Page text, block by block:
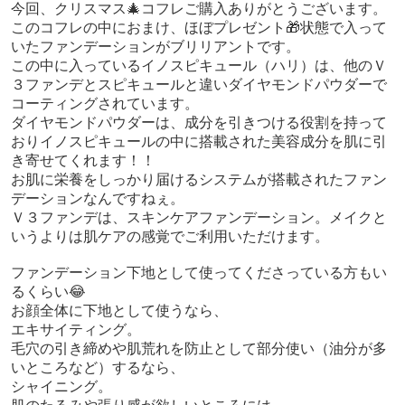
今回、クリスマス🎄コフレご購入ありがとうございます。
このコフレの中におまけ、ほぼプレゼント🎁状態で入って
いたファンデーションがブリリアントです。
この中に入っているイノスピキュール（ハリ）は、他のＶ
３ファンデとスピキュールと違いダイヤモンドパウダーで
コーティングされています。
ダイヤモンドパウダーは、成分を引きつける役割を持って
おりイノスピキュールの中に搭載された美容成分を肌に引
き寄せてくれます！！
お肌に栄養をしっかり届けるシステムが搭載されたファン
デーションなんですねぇ。
Ｖ３ファンデは、スキンケアファンデーション。メイクと
いうよりは肌ケアの感覚でご利用いただけます。
ファンデーション下地として使ってくださっている方もい
るくらい😂
お顔全体に下地として使うなら、
エキサイティング。
毛穴の引き締めや肌荒れを防止として部分使い（油分が多
いところなど）するなら、
シャイニング。